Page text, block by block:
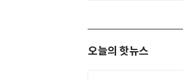
오늘의 핫뉴스